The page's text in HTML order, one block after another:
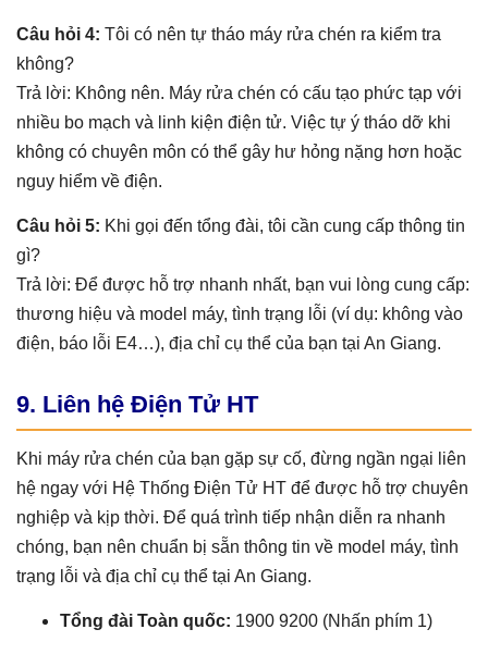
Câu hỏi 4: Tôi có nên tự tháo máy rửa chén ra kiểm tra
không?
Trả lời: Không nên. Máy rửa chén có cấu tạo phức tạp với
nhiều bo mạch và linh kiện điện tử. Việc tự ý tháo dỡ khi
không có chuyên môn có thể gây hư hỏng nặng hơn hoặc
nguy hiểm về điện.
Câu hỏi 5: Khi gọi đến tổng đài, tôi cần cung cấp thông tin
gì?
Trả lời: Để được hỗ trợ nhanh nhất, bạn vui lòng cung cấp:
thương hiệu và model máy, tình trạng lỗi (ví dụ: không vào
điện, báo lỗi E4…), địa chỉ cụ thể của bạn tại An Giang.
9. Liên hệ Điện Tử HT
Khi máy rửa chén của bạn gặp sự cố, đừng ngần ngại liên
hệ ngay với Hệ Thống Điện Tử HT để được hỗ trợ chuyên
nghiệp và kịp thời. Để quá trình tiếp nhận diễn ra nhanh
chóng, bạn nên chuẩn bị sẵn thông tin về model máy, tình
trạng lỗi và địa chỉ cụ thể tại An Giang.
Tổng đài Toàn quốc: 1900 9200 (Nhấn phím 1)